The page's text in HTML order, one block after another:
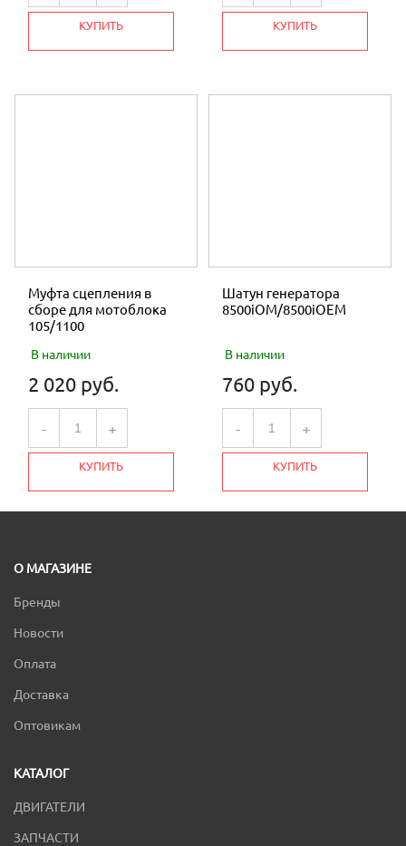
КУПИТЬ КУПИТЬ
Муфта сцепления в
сборе для мотоблока
105/1100
В наличии
2 020 руб.
- +
КУПИТЬ
Шатун генератора
8500iOM/8500iOEM
В наличии
760 руб.
- +
КУПИТЬ
О МАГАЗИНЕ
Бренды
Новости
Оплата
Доставка
Оптовикам
КАТАЛОГ
ДВИГАТЕЛИ
ЗАПЧАСТИ